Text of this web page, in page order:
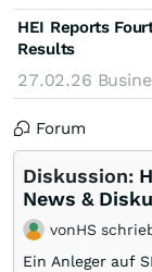
HEI Reports
Results
27.02.26
Forum
Diskussion:
News &
vonHS
Ein Anleger auf